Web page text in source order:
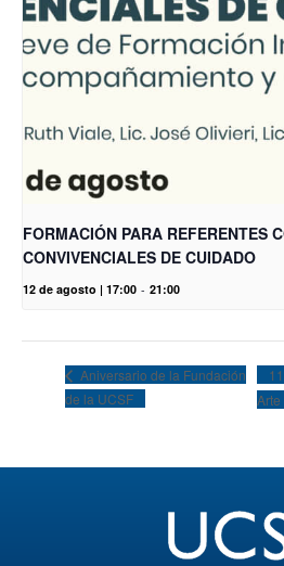
FORMACIÓN PARA REFERENTES
CONVIVENCIALES DE CUIDADO
12 de agosto | 17:00 - 21:00
Aniversario de la Fundación
de la UCSF
Arte